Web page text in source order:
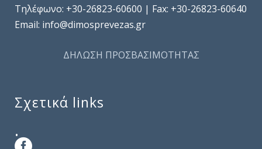
Τηλέφωνo: +30-26823-60600 | Fax: +30-26823-60640
Email: info@dimosprevezas.gr
ΔΗΛΩΣΗ ΠΡΟΣΒΑΣΙΜΟΤΗΤΑΣ
Σχετικά links
.